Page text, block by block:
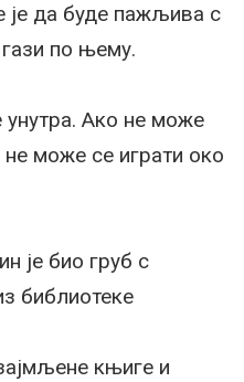
је да буде пажљива с
по њему.
унутра. Ако не може
може се играти око
је био груб с
библиотеке
књиге и